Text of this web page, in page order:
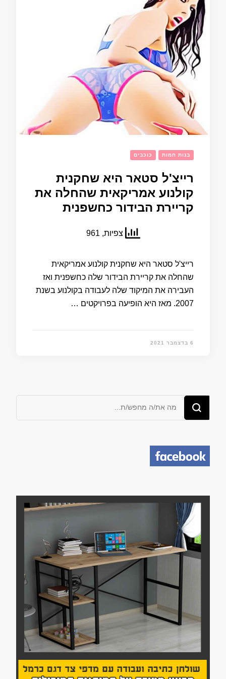
בנות חמות כוכבים
רייצ'ל סטאר היא שחקנית
קולנוע אמריקאית שהחלה את
קריירת הבידור כחשפנית
צפיות, 961
רייצ'ל סטאר היא שחקנית קולנוע אמריקאית
שהחלה את קריירת הבידור שלה כחשפנית ואז
העבירה את המיקוד שלה לעבודה בקולנוע בשנת
2007. מאז היא הופיעה בפרויקטים …
6 בדצמבר 2021
מחפש/ת
משהו?